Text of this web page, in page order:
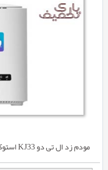
مودم زد ال تی دو KJ33 استوک